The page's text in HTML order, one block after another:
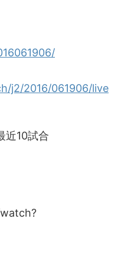
j2/2016/061906/live
10試合